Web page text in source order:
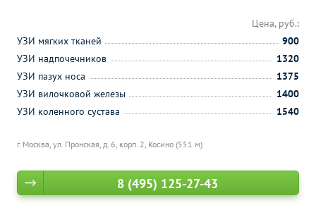
г. Москва, ул. Пронская, д. 6, корп. 2, Косино (551 м)
Цена, руб.:
УЗИ мягких тканей
900
УЗИ надпочечников
1320
УЗИ пазух носа
1375
УЗИ вилочковой железы
1400
УЗИ коленного сустава
1540
8 (495) 125-27-43